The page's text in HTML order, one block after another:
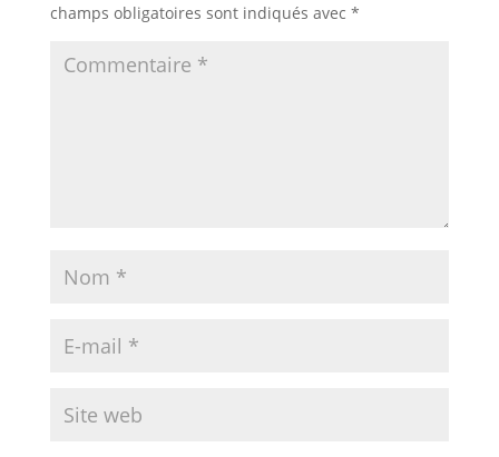
champs obligatoires sont indiqués avec *